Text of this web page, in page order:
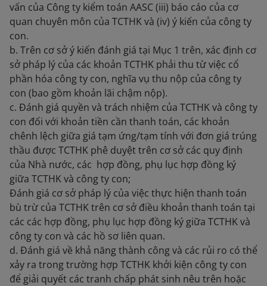
vấn của Công ty kiểm toán AASC (iii) báo cáo của cơ
quan chuyên môn của TCTHK và (iv) ý kiến của công ty
con.
b. Trên cơ sở ý kiến đánh giá tại Mục 1 trên, xác định cơ
sở pháp lý của các khoản TCTHK phải thu từ việc cổ
phần hóa công ty con, nghĩa vụ thu nộp của công ty
con (bao gồm khoản lãi chậm nộp).
c. Đánh giá quyền và trách nhiệm của TCTHK và công ty
con đối với khoản tiền cần thanh toán, các khoản
chênh lệch giữa giá tạm ứng/tạm tính với đơn giá trúng
thầu được TCTHK phê duyệt trên cơ sở các quy định
của Nhà nước, các hợp đồng, phụ lục hợp đồng ký
giữa TCTHK và công ty con;
Đánh giá cơ sở pháp lý của việc thực hiện thanh toán
bù trừ của TCTHK trên cơ sở điều khoản thanh toán tại
các các hợp đồng, phụ lục hợp đồng ký giữa TCTHK và
công ty con và các hồ sơ liên quan.
d. Đánh giá về khả năng thành công và các rủi ro có thể
xảy ra trong trường hợp TCTHK khởi kiện công ty con
để giải quyết các tranh chấp phát sinh nêu trên hoặc